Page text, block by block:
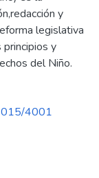
y
legislativa
y
del Niño.
4001